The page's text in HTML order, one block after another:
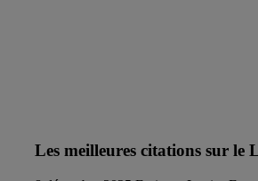
Les meilleures citations sur le